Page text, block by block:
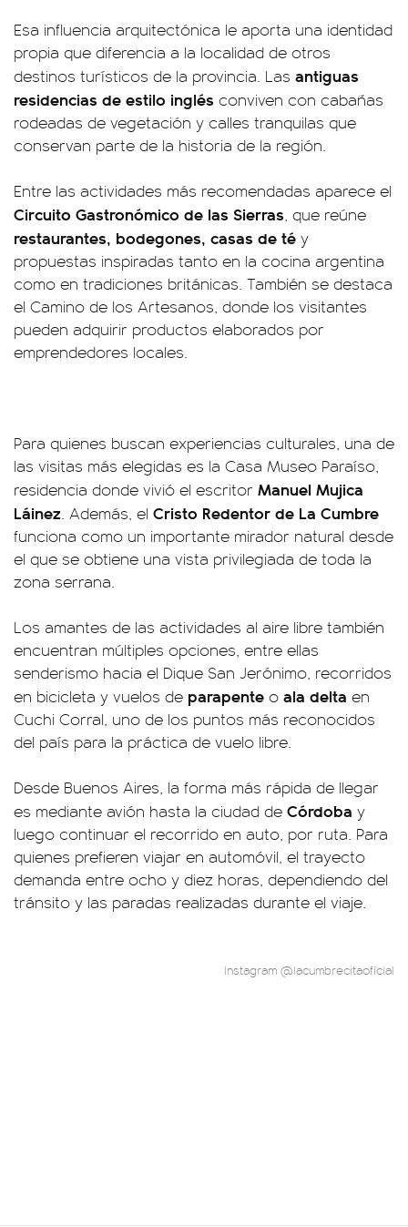
Esa influencia arquitectónica le aporta una identidad
propia que diferencia a la localidad de otros
destinos turísticos de la provincia. Las antiguas
residencias de estilo inglés conviven con cabañas
rodeadas de vegetación y calles tranquilas que
conservan parte de la historia de la región.
Entre las actividades más recomendadas aparece el
Circuito Gastronómico de las Sierras, que reúne
restaurantes, bodegones, casas de té y
propuestas inspiradas tanto en la cocina argentina
como en tradiciones británicas. También se destaca
el Camino de los Artesanos, donde los visitantes
pueden adquirir productos elaborados por
emprendedores locales.
Para quienes buscan experiencias culturales, una de
las visitas más elegidas es la Casa Museo Paraíso,
residencia donde vivió el escritor Manuel Mujica
Láinez. Además, el Cristo Redentor de La Cumbre
funciona como un importante mirador natural desde
el que se obtiene una vista privilegiada de toda la
zona serrana.
Los amantes de las actividades al aire libre también
encuentran múltiples opciones, entre ellas
senderismo hacia el Dique San Jerónimo, recorridos
en bicicleta y vuelos de parapente o ala delta en
Cuchi Corral, uno de los puntos más reconocidos
del país para la práctica de vuelo libre.
Desde Buenos Aires, la forma más rápida de llegar
es mediante avión hasta la ciudad de Córdoba y
luego continuar el recorrido en auto, por ruta. Para
quienes prefieren viajar en automóvil, el trayecto
demanda entre ocho y diez horas, dependiendo del
tránsito y las paradas realizadas durante el viaje.
Instagram @lacumbrecitaoficial